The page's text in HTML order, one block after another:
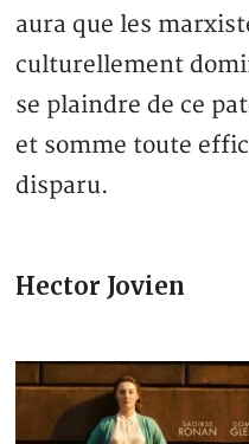
aura que les
culturellement
se plaindre de ce
et somme toute
disparu.
Hector Jovien